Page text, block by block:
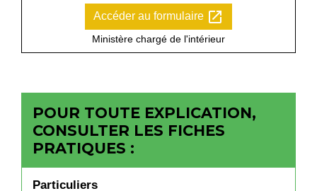
Accéder au formulaire open_in_new
Ministère chargé de l'intérieur
POUR TOUTE EXPLICATION,
CONSULTER LES FICHES
PRATIQUES :
Particuliers